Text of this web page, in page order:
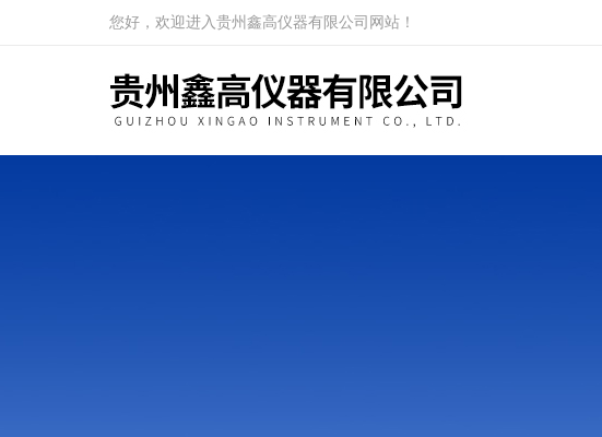
您好，欢迎进入贵州鑫高仪器有限公司网站！